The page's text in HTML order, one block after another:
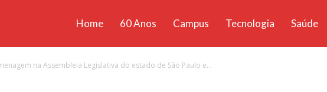
Home 60 Anos Campus Tecnologia Saúde
na Assembleia Legislativa do estado de São Paulo e...